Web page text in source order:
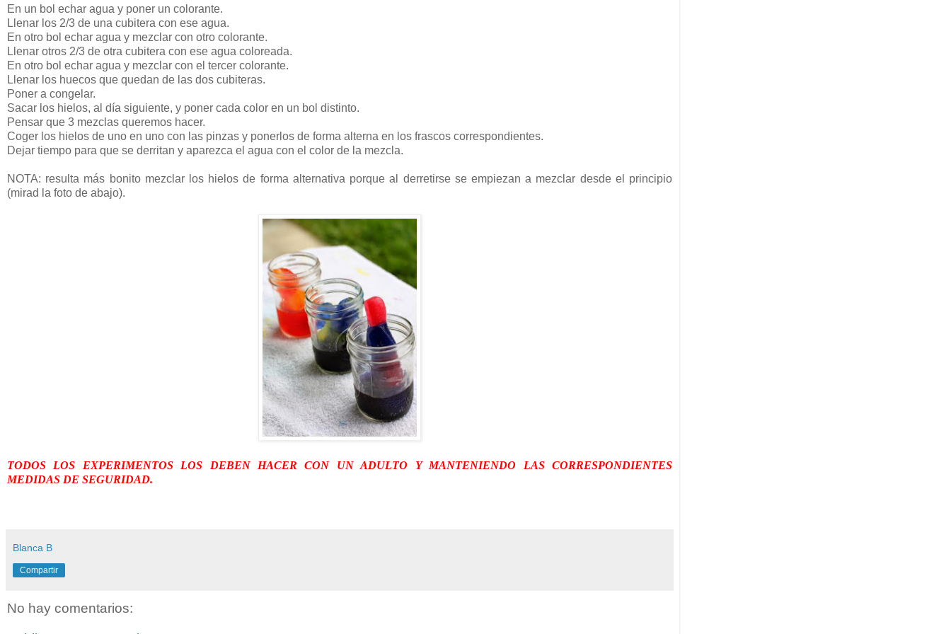
En un bol echar agua y poner un colorante.
Llenar los 2/3 de una cubitera con ese agua.
En otro bol echar agua y mezclar con otro colorante.
Llenar otros 2/3 de otra cubitera con ese agua coloreada.
En otro bol echar agua y mezclar con el tercer colorante.
Llenar los huecos que quedan de las dos cubiteras.
Poner a congelar.
Sacar los hielos, al día siguiente, y poner cada color en un bol distinto.
Pensar que 3 mezclas queremos hacer.
Coger los hielos de uno en uno con las pinzas y ponerlos de forma alterna en los frascos correspondientes.
Dejar tiempo para que se derritan y aparezca el agua con el color de la mezcla.
NOTA: resulta más bonito mezclar los hielos de forma alternativa porque al derretirse se empiezan a mezclar desde el principio
(mirad la foto de abajo).
TODOS LOS EXPERIMENTOS LOS DEBEN HACER CON UN ADULTO Y MANTENIENDO LAS CORRESPONDIENTES
MEDIDAS DE SEGURIDAD.
Blanca B
Compartir
No hay comentarios: